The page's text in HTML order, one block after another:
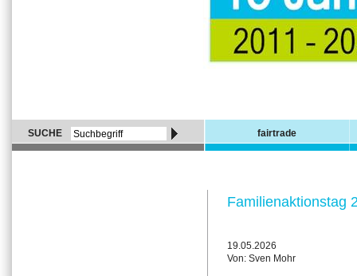
SUCHE fairtrade
Familienaktionstag
19.05.2026
Von: Sven Mohr